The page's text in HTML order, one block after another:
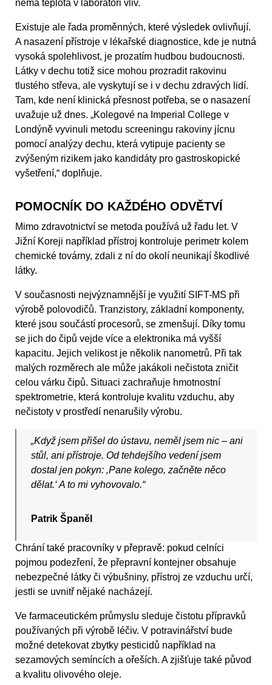
nemá teplota v laboratoři vliv.
Existuje ale řada proměnných, které výsledek ovlivňují.
A nasazení přístroje v lékařské diagnostice, kde je nutná
vysoká spolehlivost, je prozatím hudbou budoucnosti.
Látky v dechu totiž sice mohou prozradit rakovinu
tlustého střeva, ale vyskytují se i v dechu zdravých lidí.
Tam, kde není klinická přesnost potřeba, se o nasazení
uvažuje už dnes. „Kolegové na Imperial College v
Londýně vyvinuli metodu screeningu rakoviny jícnu
pomocí analýzy dechu, která vytipuje pacienty se
zvýšeným rizikem jako kandidáty pro gastroskopické
vyšetření,“ doplňuje.
POMOCNÍK DO KAŽDÉHO ODVĚTVÍ
Mimo zdravotnictví se metoda používá už řadu let. V
Jižní Koreji například přístroj kontroluje perimetr kolem
chemické továrny, zdali z ní do okolí neunikají škodlivé
látky.
V současnosti nejvýznamnější je využití SIFT-MS při
výrobě polovodičů. Tranzistory, základní komponenty,
které jsou součástí procesorů, se zmenšují. Díky tomu
se jich do čipů vejde více a elektronika má vyšší
kapacitu. Jejich velikost je několik nanometrů. Při tak
malých rozměrech ale může jakákoli nečistota zničit
celou várku čipů. Situaci zachraňuje hmotnostní
spektrometrie, která kontroluje kvalitu vzduchu, aby
nečistoty v prostředí nenarušily výrobu.
„Když jsem přišel do ústavu, neměl jsem nic – ani
stůl, ani přístroje. Od tehdejšího vedení jsem
dostal jen pokyn: ‚Pane kolego, začněte něco
dělat.‘ A to mi vyhovovalo.“
Patrik Španěl
Chrání také pracovníky v přepravě: pokud celníci
pojmou podezření, že přepravní kontejner obsahuje
nebezpečné látky či výbušniny, přístroj ze vzduchu určí,
jestli se uvnitř nějaké nacházejí.
Ve farmaceutickém průmyslu sleduje čistotu přípravků
používaných při výrobě léčiv. V potravinářství bude
možné detekovat zbytky pesticidů například na
sezamových semíncích a ořeších. A zjišťuje také původ
a kvalitu olivového oleje.